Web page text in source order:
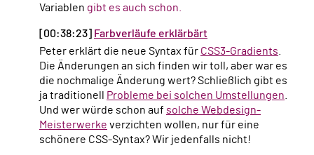
Variablen gibt es auch schon.
[00:38:23] Farbverläufe erklärbärt
Peter erklärt die neue Syntax für CSS3-Gradients.
Die Änderungen an sich finden wir toll, aber war es
die nochmalige Änderung wert? Schließlich gibt es
ja traditionell
Probleme bei solchen Umstellungen.
Und wer würde schon auf solche Webdesign-
Meisterwerke verzichten wollen, nur für eine
schönere CSS-Syntax? Wir jedenfalls nicht!